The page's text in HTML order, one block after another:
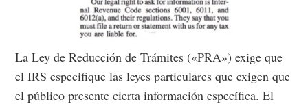
La Ley de Reducción de Trámites («PRA») exige que
el IRS especifique las leyes particulares que exigen que
el público presente cierta información específica. El